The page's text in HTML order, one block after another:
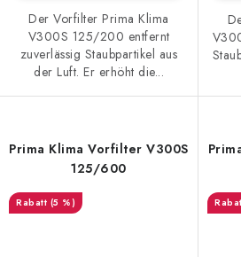
Der Vorfilter Prima Klima
V300S 125/200 entfernt
zuverlässig Staubpartikel aus
der Luft. Er erhöht die...
Prima Klima Vorfilter V300S
125/600
(5 %)